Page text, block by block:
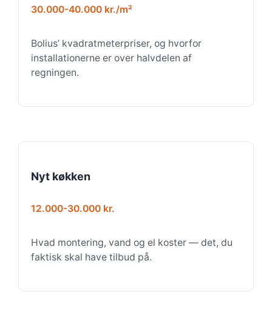
30.000-40.000 kr./m²
Bolius’ kvadratmeterpriser, og hvorfor
installationerne er over halvdelen af
regningen.
Nyt køkken
12.000-30.000 kr.
Hvad montering, vand og el koster — det, du
faktisk skal have tilbud på.